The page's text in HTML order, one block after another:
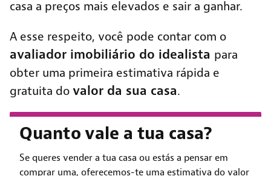
casa a preços mais elevados e sair a ganhar.
A esse respeito, você pode contar com o
avaliador imobiliário do idealista para
obter uma primeira estimativa rápida e
gratuita dovalor da sua casa.